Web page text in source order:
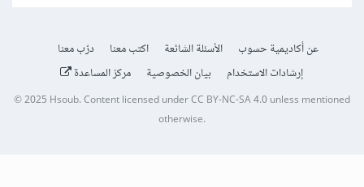
عن أكاديمية حسوب الأسئلة الشائعة اكتب معنا
درّب معنا
إرشادات الاستخدام
بيان الخصوصية مركز المساعدة
© 2025Hsoub.Content licensed underCC BY-NC-SA 4.0unless mentioned
otherwise.